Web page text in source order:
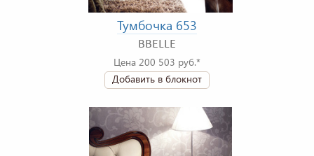
Тумбочка 653
BBELLE
Цена 200 503 руб.*
Добавить в блокнот